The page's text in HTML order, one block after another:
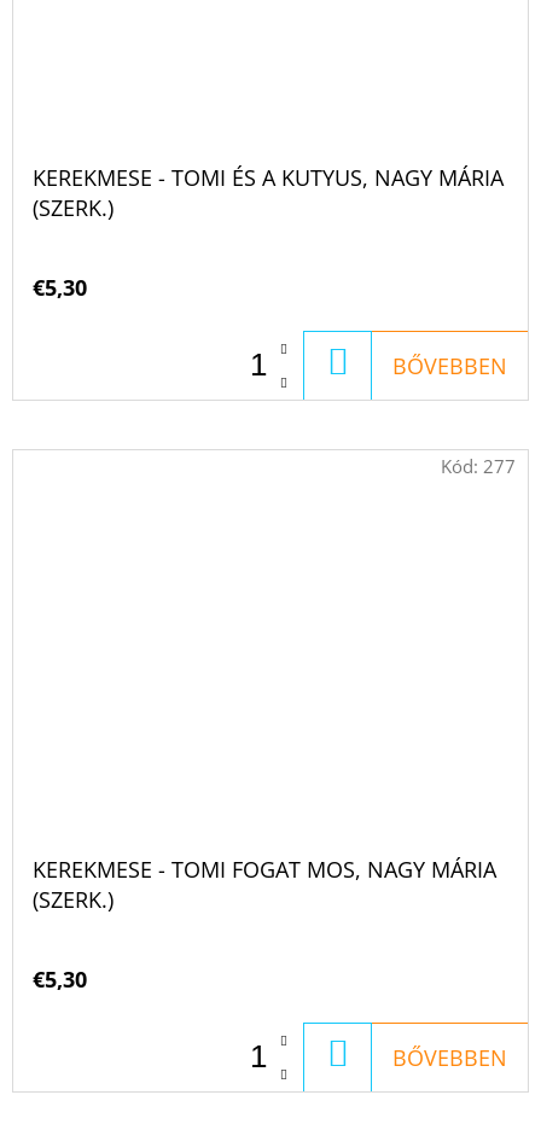
KEREKMESE - TOMI ÉS A KUTYUS, NAGY MÁRIA
(SZERK.)
€5,30
KOSÁRBA
BŐVEBBEN
KEREKMESE - TOMI FOGAT MOS, NAGY MÁRIA
(SZERK.)
€5,30
KOSÁRBA
BŐVEBBEN
Kód: 277